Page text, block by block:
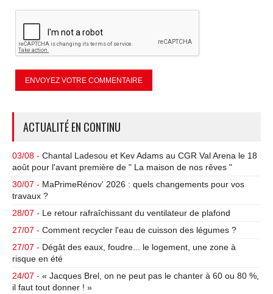
ACTUALITÉ EN CONTINU
03/08 - Chantal Ladesou et Kev Adams au CGR Val Arena le 18
août pour l'avant première de " La maison de nos rêves "
30/07 - MaPrimeRénov' 2026 : quels changements pour vos
travaux ?
28/07 - Le retour rafraîchissant du ventilateur de plafond
27/07 - Comment recycler l'eau de cuisson des légumes ?
27/07 - Dégât des eaux, foudre... le logement, une zone à
risque en été
24/07 - « Jacques Brel, on ne peut pas le chanter à 60 ou 80 %,
il faut tout donner ! »